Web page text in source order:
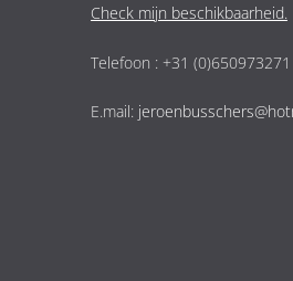
Check mijn beschikbaarheid.
Telefoon : +31 (0)650973271
E.mail: